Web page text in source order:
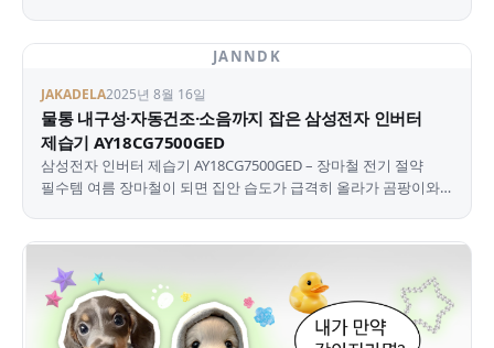
JANNDK
JAKADELA2025년 8월 16일
물통 내구성·자동건조·소음까지 잡은 삼성전자 인버터
제습기 AY18CG7500GED
삼성전자 인버터 제습기 AY18CG7500GED – 장마철 전기 절약
필수템 여름 장마철이 되면 집안 습도가 급격히 올라가 곰팡이와